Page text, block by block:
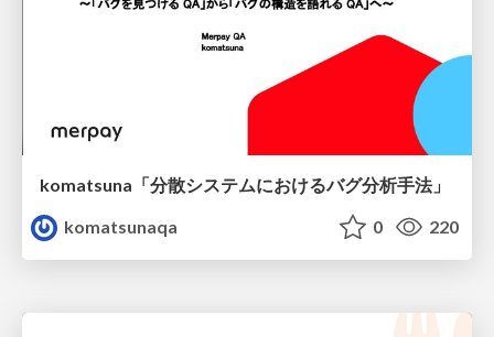
komatsuna「分散システムにおけるバグ分析手法」
komatsunaqa
0 220